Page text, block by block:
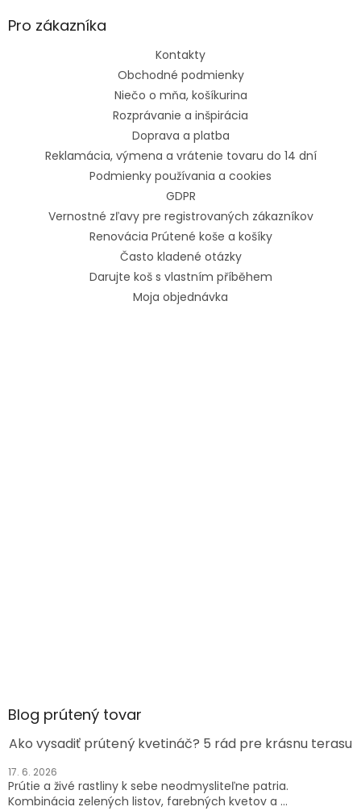
Pro zákazníka
Kontakty
Obchodné podmienky
Niečo o mňa, košíkurina
Rozprávanie a inšpirácia
Doprava a platba
Reklamácia, výmena a vrátenie tovaru do 14 dní
Podmienky používania a cookies
GDPR
Vernostné zľavy pre registrovaných zákazníkov
Renovácia Prútené koše a košíky
Často kladené otázky
Darujte koš s vlastním příběhem
Moja objednávka
Blog prútený tovar
Ako vysadiť prútený kvetináč? 5 rád pre krásnu terasu
17. 6. 2026
Prútie a živé rastliny k sebe neodmysliteľne patria.
Kombinácia zelených listov, farebných kvetov a ...